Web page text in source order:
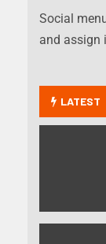
Social
and assign
LATEST